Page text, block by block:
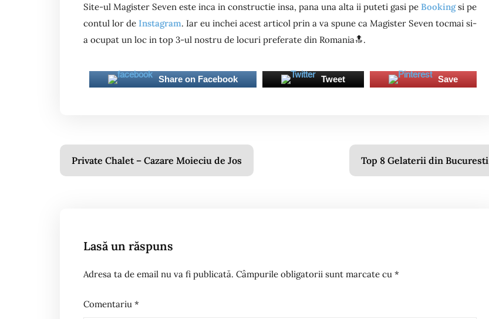
Site-ul Magister Seven este inca in constructie insa, pana una alta ii puteti gasi pe Bookingsi pe
contul lor de Instagram. Iar eu inchei acest articol prin a va spune ca Magister Seven tocmai si-
a ocupat un loc in top 3-ul nostru de locuri preferate din Romania🔝.
Share on Facebook Tweet Save
Navigare
în
Private Chalet – Cazare Moieciu de Jos Top 8 Gelaterii din Bucuresti
Lasă un răspuns
Adresa ta de email nu va fi publicată. Câmpurile obligatorii sunt marcate cu *
Comentariu *